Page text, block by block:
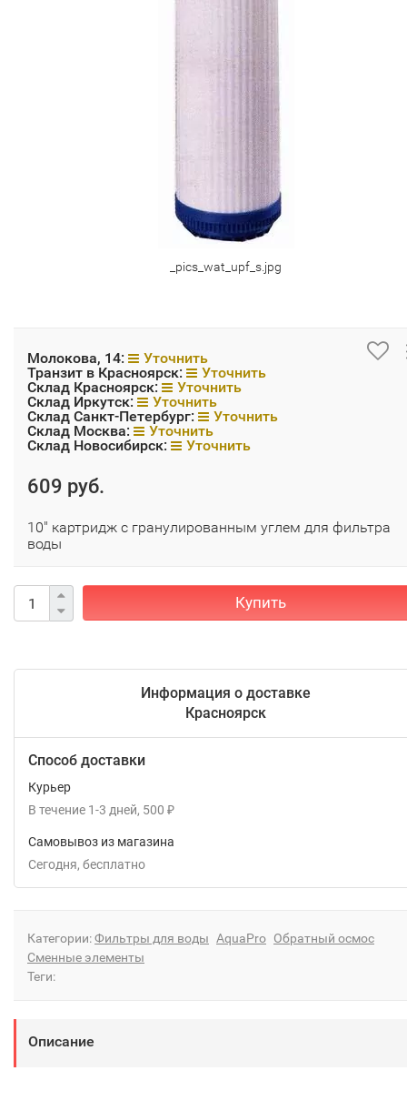
_pics_wat_upf_s.jpg
Молокова, 14:
Уточнить
Транзит в Красноярск:
Уточнить
Склад Красноярск:
Уточнить
Склад Иркутск:
Уточнить
Склад Санкт-Петербург:
Уточнить
Склад Москва:
Уточнить
Склад Новосибирск:
Уточнить
609 руб.
10" картридж с гранулированным углем для фильтра
воды
Купить
Информация о доставке
Красноярск
Способ доставки
Курьер
В течение 1-3 дней 500 ₽
Самовывоз из магазина
Сегодня
Бесплатно
Категории:Фильтры для воды AquaPro Обратный осмос
Сменные элементы
Теги:
Описание